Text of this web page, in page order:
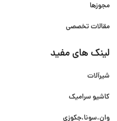
مجوزها
مقالات تخصصی
لینک های مفید
شیرآلات
کاشیو سرامیک
وان،سونا،جکوزی